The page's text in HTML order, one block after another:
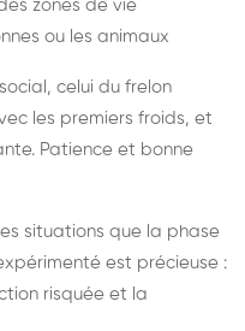
zones de vie
ou les animaux
celui du frelon
les premiers froids, et
Patience et bonne
situations que la phase
est précieuse :
risquée et la